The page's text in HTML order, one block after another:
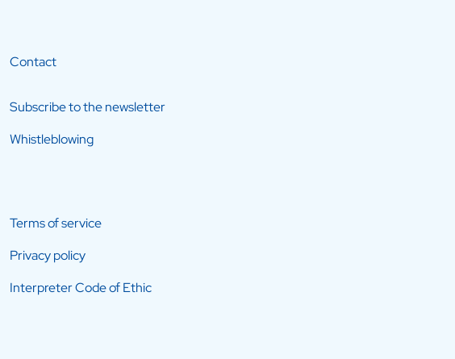
Contact
Subscribe to the newsletter
Whistleblowing
Terms of service
Privacy policy
Interpreter Code of Ethic